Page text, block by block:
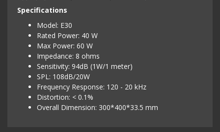
Specifications
Model: E30
Rated Power: 40 W
Max Power: 60 W
Impedance: 8 ohms
Sensitivity: 94dB (1W/1 meter)
SPL: 108dB/20W
Frequency Response: 120 - 20 kHz
Distortion: < 0.1%
Overall Dimension: 300*400*33.5 mm